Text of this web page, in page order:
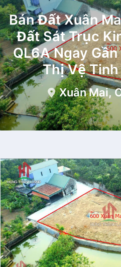
Bán Đất Xuân
Đất Sát Trục
QL6A Ngay
Thị Vệ
Xuân Mai,